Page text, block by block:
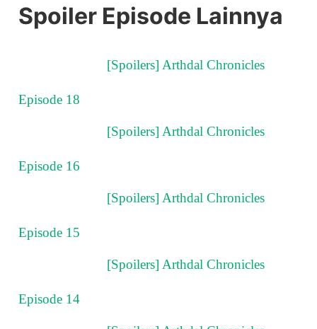
Spoiler Episode Lainnya
[Spoilers] Arthdal Chronicles
Episode 18
[Spoilers] Arthdal Chronicles
Episode 16
[Spoilers] Arthdal Chronicles
Episode 15
[Spoilers] Arthdal Chronicles
Episode 14